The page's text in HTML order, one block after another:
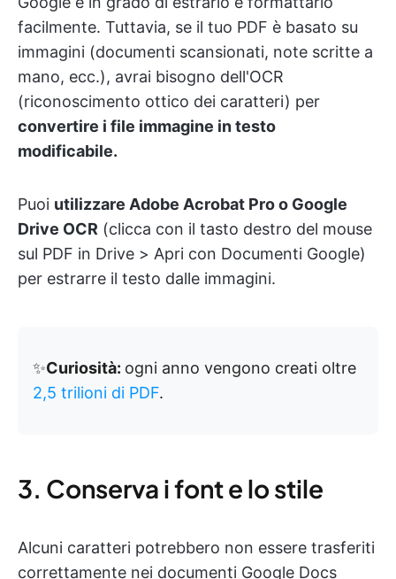
facilmente. Tuttavia, se il tuo PDF è basato su
immagini (documenti scansionati, note scritte a
mano, ecc.), avrai bisogno dell'OCR
(riconoscimento ottico dei caratteri) per
convertire i file immagine in testo
modificabile.
Puoi utilizzare Adobe Acrobat Pro o Google
Drive OCR (clicca con il tasto destro del mouse
sul PDF in Drive > Apri con Documenti Google)
per estrarre il testo dalle immagini.
✨Curiosità: ogni anno vengono creati oltre
2,5 trilioni di PDF.
3. Conserva i font e lo stile
Alcuni caratteri potrebbero non essere trasferiti
correttamente nei documenti Google Docs